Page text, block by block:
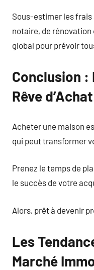
Sous-estimer les frais
notaire, de rénovation
global pour prévoir
Conclusion :
Rêve
Acheter une maison
qui peut transformer
Prenez le temps de
le succès de votre
Alors, prêt à devenir
Les
Marché